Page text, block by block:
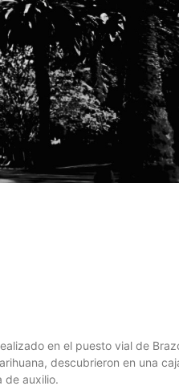
en el puesto vial de
descubrieron en una
de auxilio.